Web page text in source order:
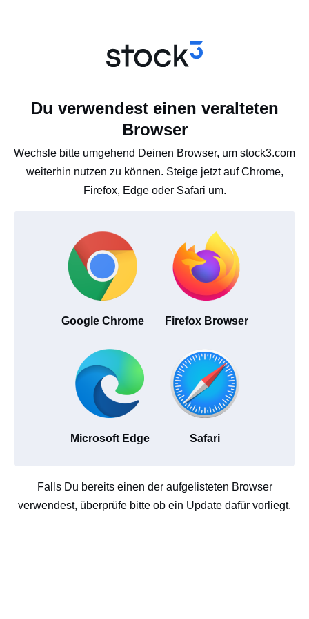
Du verwendest einen veralteten
Browser
Wechsle bitte umgehend Deinen Browser, um stock3.com
weiterhin nutzen zu können. Steige jetzt auf Chrome,
Firefox, Edge oder Safari um.
Google Chrome Firefox Browser
Microsoft Edge Safari
Falls Du bereits einen der aufgelisteten Browser
verwendest, überprüfe bitte ob ein Update dafür vorliegt.